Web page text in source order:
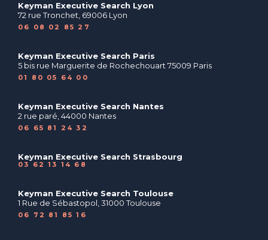
Keyman Executive Search Lyon
72 rue Tronchet, 69006 Lyon
06 08 02 85 27
Keyman Executive Search Paris
5 bis rue Marguerite de Rochechouart 75009 Paris
01 80 05 64 00
Keyman Executive Search Nantes
2 rue paré, 44000 Nantes
06 65 81 24 32
Keyman Executive Search Strasbourg
03 62 13 14 68
Keyman Executive Search Toulouse
1 Rue de Sébastopol, 31000 Toulouse
06 72 81 85 16